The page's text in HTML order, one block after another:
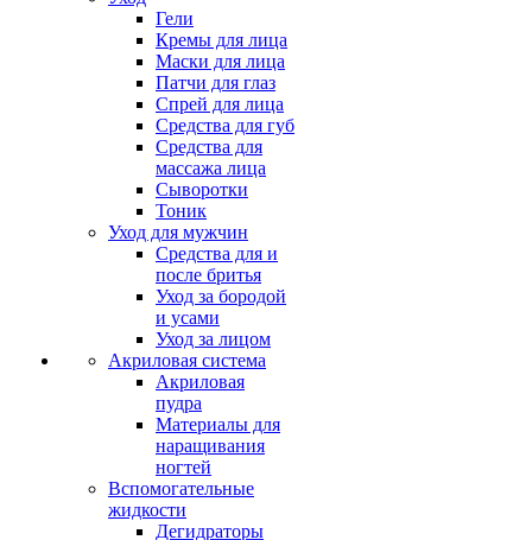
Гели
Кремы для лица
Маски для лица
Патчи для глаз
Спрей для лица
Средства для губ
Средства для
массажа лица
Сыворотки
Тоник
Уход для мужчин
Средства для и
после бритья
Уход за бородой
и усами
Уход за лицом
Акриловая система
Акриловая
пудра
Материалы для
наращивания
ногтей
Вспомогательные
жидкости
Дегидраторы